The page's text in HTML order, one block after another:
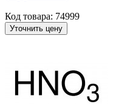
Код товара: 74999
Уточнить цену